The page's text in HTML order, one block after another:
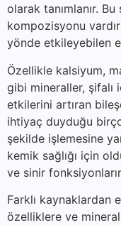
olarak tanımlanır.
kompozisyonu
yönde etkileyebilen
Özellikle kalsiyum,
gibi mineraller, şifalı
etkilerini artıran
ihtiyaç duyduğu
şekilde işlemesine
kemik sağlığı için
ve sinir
Farklı kaynaklardan
özelliklere ve mineral